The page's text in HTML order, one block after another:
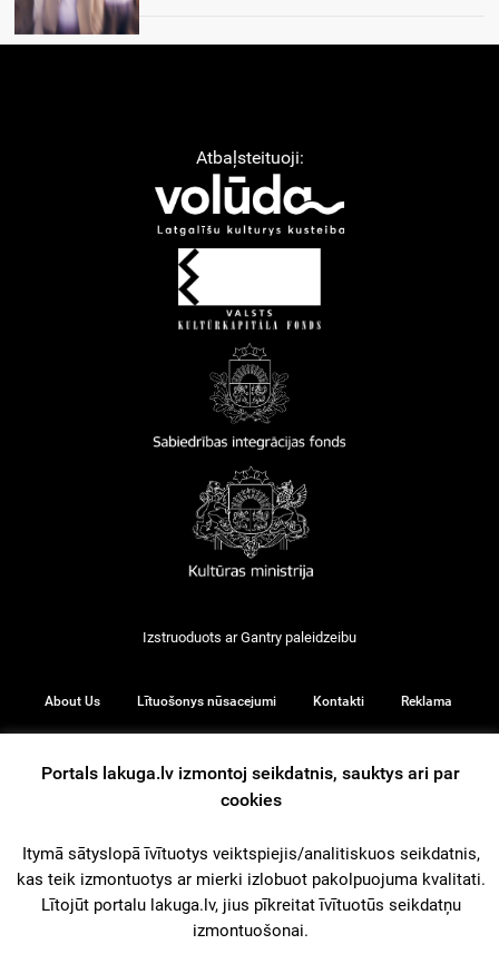
Atbaļsteituoji:
Izstruoduots arGantry paleidzeibu
About Us Lītuošonys nūsacejumi Kontakti Reklama
© 2026
iz augšu
Portals lakuga.lv izmontoj seikdatnis, sauktys ari par
cookies
Itymā sātyslopā īvītuotys veiktspiejis/analitiskuos seikdatnis,
kas teik izmontuotys ar mierki izlobuot pakolpuojuma kvalitati.
Lītojūt portalu lakuga.lv, jius pīkreitat īvītuotūs seikdatņu
izmontuošonai.